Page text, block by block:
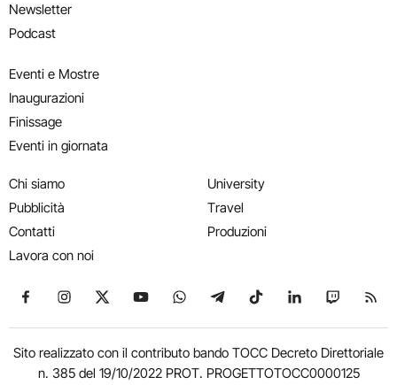
Newsletter
Podcast
Eventi e Mostre
Inaugurazioni
Finissage
Eventi in giornata
Chi siamo
Pubblicità
Contatti
Lavora con noi
University
Travel
Produzioni
Seguici su Facebook
Seguici su Instagram
Seguici su X
Seguici su YouTube
Seguici su WhatsApp
Seguici su Telegram
Seguici su TikTok
Seguici su
Seguici
Sito realizzato con il contributo bando TOCC Decreto Direttoriale
n. 385 del 19/10/2022 PROT. PROGETTOTOCC0000125